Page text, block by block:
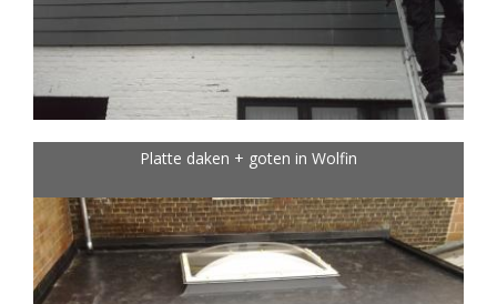
Platte daken + goten in Wolfin